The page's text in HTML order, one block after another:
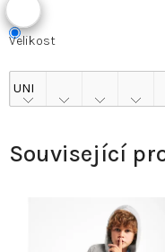
Velikost
Související